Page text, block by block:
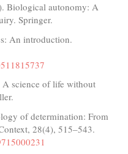
Biological autonomy: A
Springer.
An introduction.
science of life without
of determination: From
28(4), 515–543.